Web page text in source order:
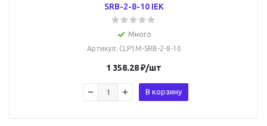
SRB-2-8-10 IEK
Много
Артикул: CLP1M-SRB-2-8-10
1 358.28₽/шт
В корзину